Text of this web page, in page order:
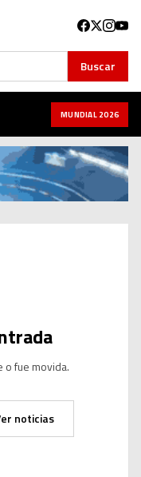
Buscar
MUNDIAL 2026
o fue movida.
noticias